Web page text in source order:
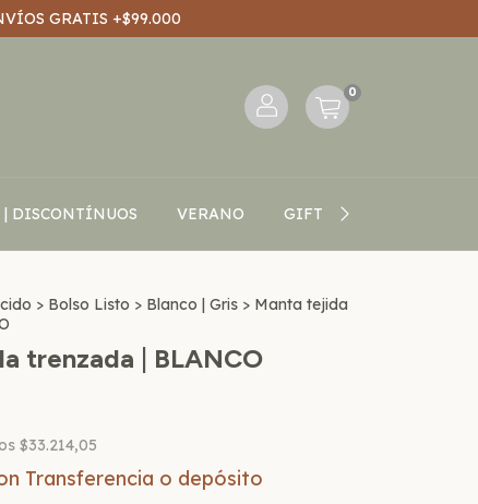
GRATIS +$99.000
0
| DISCONTÍNUOS VERANO GIFT CARD
> Bolso Listo > Blanco | Gris > Manta tejida
trenzada | BLANCO
$33.214,05
Transferencia o depósito